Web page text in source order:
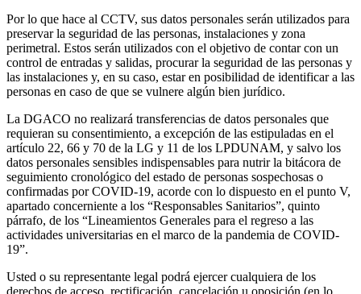
Por lo que hace al CCTV, sus datos personales serán utilizados para
preservar la seguridad de las personas, instalaciones y zona
perimetral. Estos serán utilizados con el objetivo de contar con un
control de entradas y salidas, procurar la seguridad de las personas y
las instalaciones y, en su caso, estar en posibilidad de identificar a las
personas en caso de que se vulnere algún bien jurídico.
La DGACO no realizará transferencias de datos personales que
requieran su consentimiento, a excepción de las estipuladas en el
artículo 22, 66 y 70 de la LG y 11 de los LPDUNAM, y salvo los
datos personales sensibles indispensables para nutrir la bitácora de
seguimiento cronológico del estado de personas sospechosas o
confirmadas por COVID-19, acorde con lo dispuesto en el punto V,
apartado concerniente a los “Responsables Sanitarios”, quinto
párrafo, de los “Lineamientos Generales para el regreso a las
actividades universitarias en el marco de la pandemia de COVID-
19”.
Usted o su representante legal podrá ejercer cualquiera de los